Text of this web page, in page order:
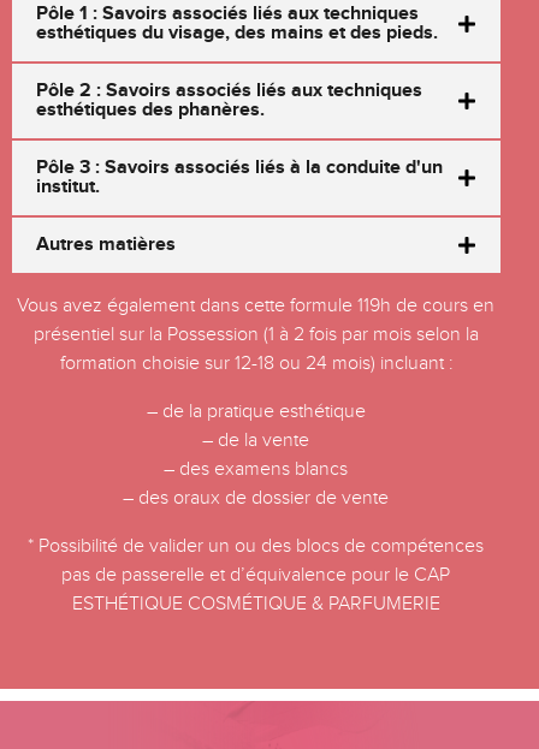
Pôle 1 : Savoirs associés liés aux techniques
esthétiques du visage, des mains et des pieds.
Pôle 2 : Savoirs associés liés aux techniques
esthétiques des phanères.
Pôle 3 : Savoirs associés liés à la conduite d'un
institut.
Autres matières
Vous avez également dans cette formule 119h de cours en
présentiel sur la Possession (1 à 2 fois par mois selon la
formation choisie sur 12-18 ou 24 mois) incluant :
– de la pratique esthétique
– de la vente
– des examens blancs
– des oraux de dossier de vente
* Possibilité de valider un ou des blocs de compétences
pas de passerelle et d’équivalence pour le CAP
ESTHÉTIQUE COSMÉTIQUE & PARFUMERIE